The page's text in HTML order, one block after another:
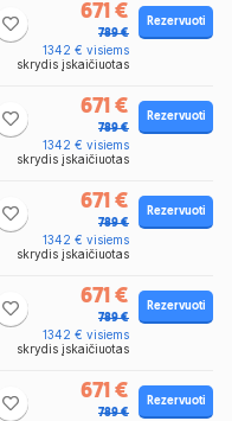
671 €
789 €
1342 € visiems
skrydis įskaičiuotas
Rezervuoti
671 €
789 €
1342 € visiems
skrydis įskaičiuotas
Rezervuoti
671 €
789 €
1342 € visiems
skrydis įskaičiuotas
Rezervuoti
671 €
789 €
1342 € visiems
skrydis įskaičiuotas
Rezervuoti
671 €
789 €
Rezervuoti